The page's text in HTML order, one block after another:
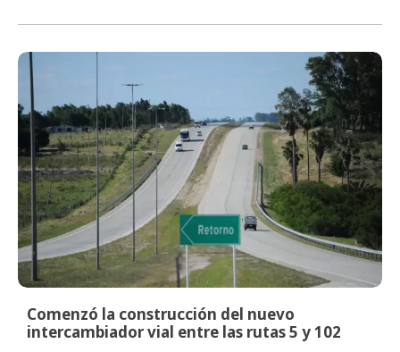
Comenzó la construcción del nuevo
intercambiador vial entre las rutas 5 y 102